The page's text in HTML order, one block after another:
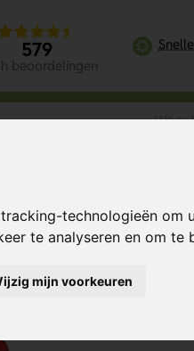
technologieën
te analyseren en om te
mijn voorkeuren
579
beoordelingen
ml voor